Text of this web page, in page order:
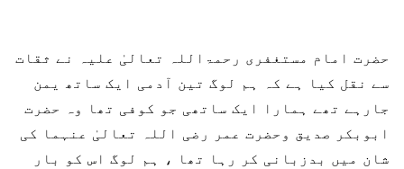
حضرت امام مستغفری رحمۃاللہ تعالیٰ علیہ نے ثقات
سے نقل کیا ہے کہ ہم لوگ تین آدمی ایک ساتھ یمن
جارہے تھے ہمارا ایک ساتھی جو کوفی تھا وہ حضرت
ابوبکر صدیق وحضرت عمر رضی اللہ تعالیٰ عنہما کی
شان میں بدزبانی کر رہا تھا ، ہم لوگ اس کو بار